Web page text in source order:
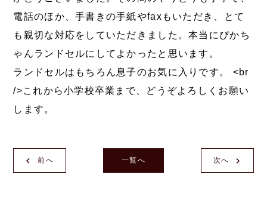
電話のほか、手書きの手紙やfaxもいただき、とて
も親切な対応をしていただきました。本当にぴかち
ゃんランドセルにしてよかったと思います。
ランドセルはもちろん息子のお気に入りです。 <br
/>これから小学校卒業まで、どうぞよろしくお願い
します。
前へ 次へ
一覧へ